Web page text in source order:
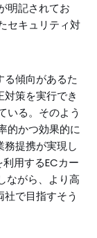
明記されてお
セキュリティ対
傾向があるた
策を実行でき
いる。そのよう
的かつ効果的に
提携が実現し
用するECカー
ながら、より高
で目指すそう